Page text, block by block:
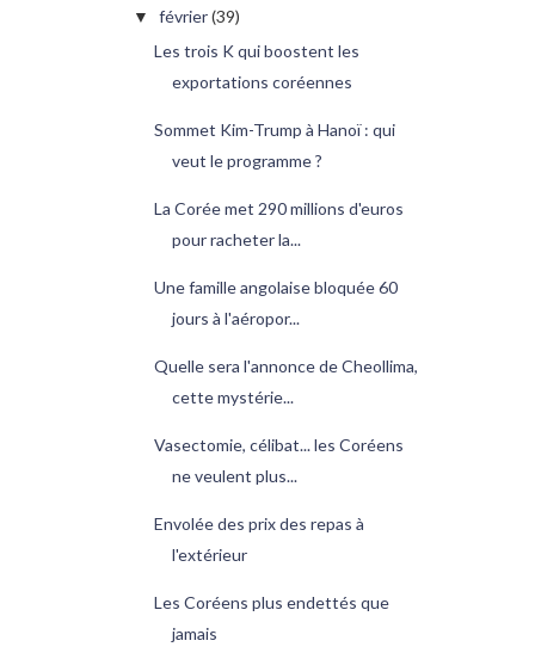
▼ février(39)
Les trois K qui boostent les
exportations coréennes
Sommet Kim-Trump à Hanoï : qui
veut le programme ?
La Corée met 290 millions d'euros
pour racheter la...
Une famille angolaise bloquée 60
jours à l'aéropor...
Quelle sera l'annonce de Cheollima,
cette mystérie...
Vasectomie, célibat... les Coréens
ne veulent plus...
Envolée des prix des repas à
l'extérieur
Les Coréens plus endettés que
jamais